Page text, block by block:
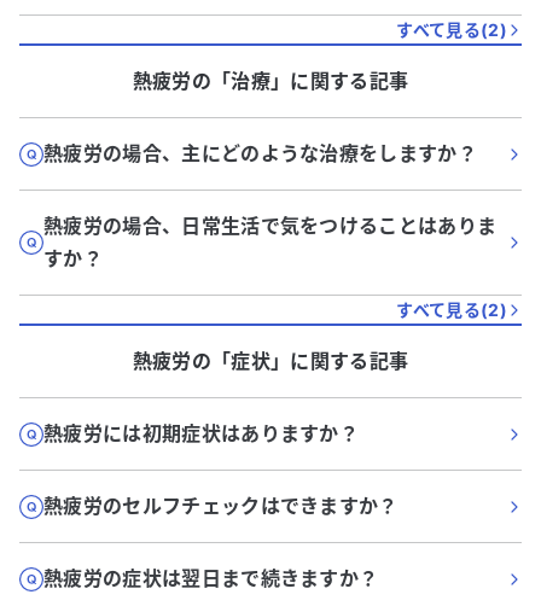
すべて見る(2)
熱疲労の「治療」に関する記事
熱疲労の場合、主にどのような治療をしますか？
熱疲労の場合、日常生活で気をつけることはありま
すか？
すべて見る(2)
熱疲労の「症状」に関する記事
熱疲労には初期症状はありますか？
熱疲労のセルフチェックはできますか？
熱疲労の症状は翌日まで続きますか？